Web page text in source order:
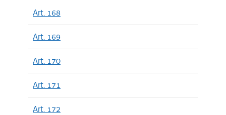
Art. 168
Art. 169
Art. 170
Art. 171
Art. 172